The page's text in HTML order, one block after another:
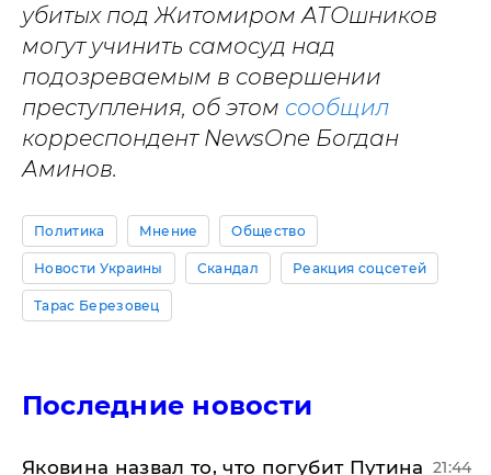
убитых под Житомиром АТОшников
могут учинить самосуд над
подозреваемым в совершении
преступления, об этом сообщил
корреспондент NewsOne Богдан
Аминов.
Политика Мнение Общество
Новости Украины Скандал Реакция соцсетей
Тарас Березовец
Последние новости
Яковина назвал то, что погубит Путина 21:44